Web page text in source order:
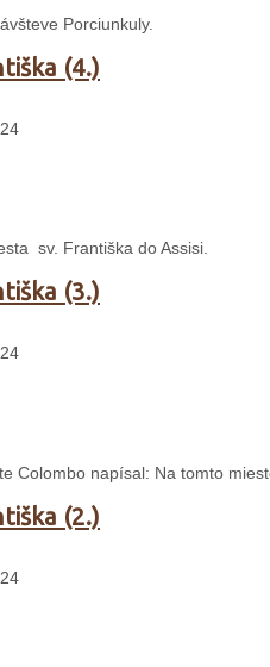
Porciunkuly.
(4.)
sv. Františka do Assisi.
(3.)
Colombo napísal: Na tomto
(2.)